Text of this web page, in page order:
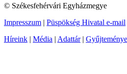
© Székesfehérvári Egyházmegye
Impresszum | Püspökség Hivatal e-mail
Híreink | Média | Adattár|